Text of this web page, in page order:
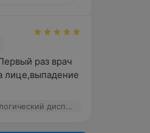
раз врач
лице,выпадение
Гродненский областной кожно-венерологический диспансер, ул. Домбровского, 41